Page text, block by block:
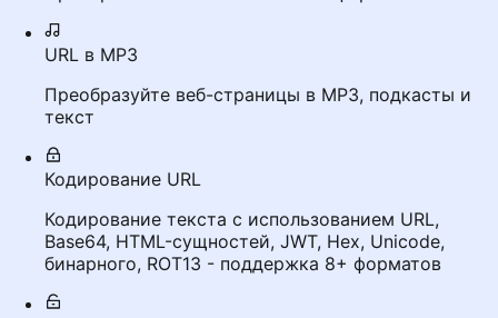
URL в MP3
Преобразуйте веб-страницы в MP3, подкасты и
текст
Кодирование URL
Кодирование текста с использованием URL,
Base64, HTML-сущностей, JWT, Hex, Unicode,
бинарного, ROT13 - поддержка 8+ форматов